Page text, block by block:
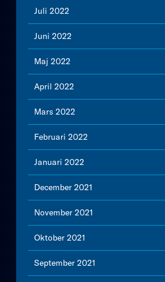
Juli 2022
Juni 2022
Maj 2022
April 2022
Mars 2022
Februari 2022
Januari 2022
December 2021
November 2021
Oktober 2021
September 2021